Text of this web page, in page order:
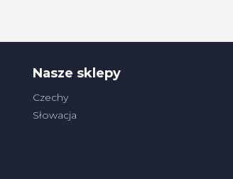
Nasze sklepy
Czechy
Słowacja